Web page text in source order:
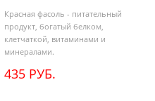
Красная фасоль - питательный
продукт, богатый белком,
клетчаткой, витаминами и
минералами.
435 РУБ.